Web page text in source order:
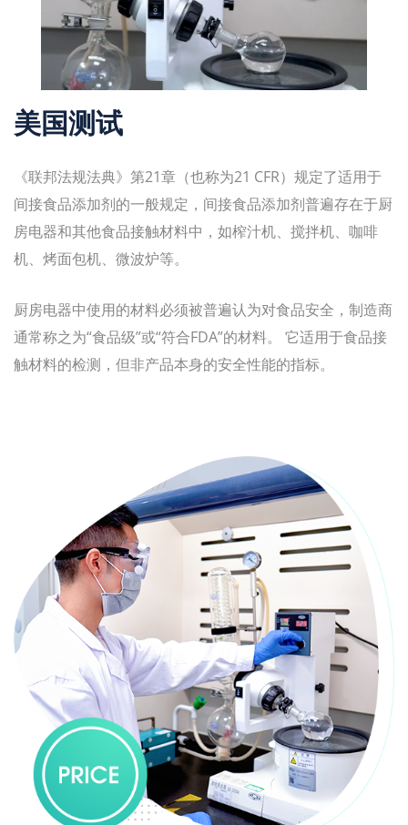
美国测试
《联邦法规法典》第21章（也称为21 CFR）规定了适用于
间接食品添加剂的一般规定，间接食品添加剂普遍存在于厨
房电器和其他食品接触材料中，如榨汁机、搅拌机、咖啡
机、烤面包机、微波炉等。
厨房电器中使用的材料必须被普遍认为对食品安全，制造商
通常称之为“食品级”或“符合FDA”的材料。 它适用于食品接
触材料的检测，但非产品本身的安全性能的指标。